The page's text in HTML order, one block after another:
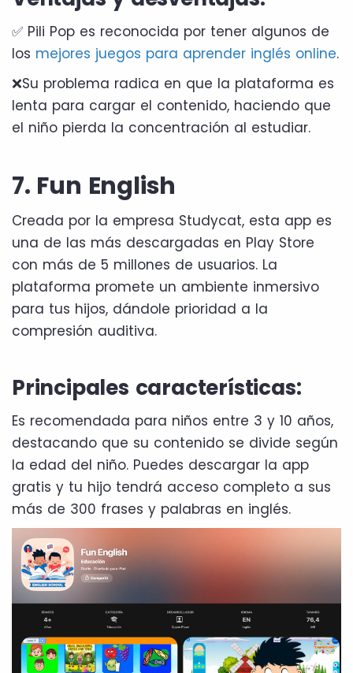
✅ Pili Pop es reconocida por tener algunos de
los mejores juegos para aprender inglés online.
❌Su problema radica en que la plataforma es
lenta para cargar el contenido, haciendo que
el niño pierda la concentración al estudiar.
7. Fun English
Creada por la empresa Studycat, esta app es
una de las más descargadas en Play Store
con más de 5 millones de usuarios. La
plataforma promete un ambiente inmersivo
para tus hijos, dándole prioridad a la
compresión auditiva.
Principales características:
Es recomendada para niños entre 3 y 10 años,
destacando que su contenido se divide según
la edad del niño. Puedes descargar la app
gratis y tu hijo tendrá acceso completo a sus
más de 300 frases y palabras en inglés.